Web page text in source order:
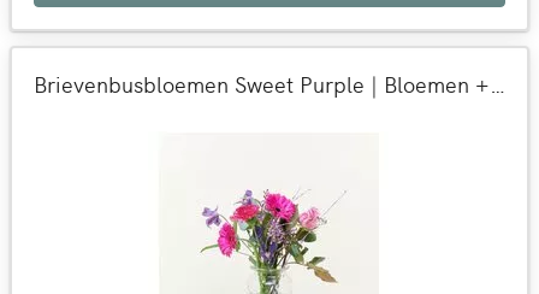
Brievenbusbloemen Sweet Purple | Bloemen + kaart versturen